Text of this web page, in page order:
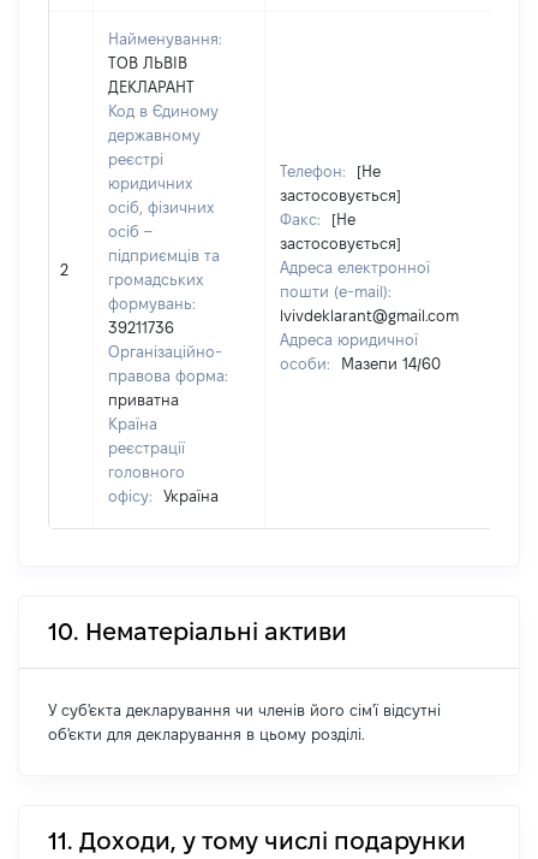
2
Найменування:
ТОВ ЛЬВІВ
ДЕКЛАРАНТ
Код в Єдиному
державному
реєстрі
юридичних
осіб, фізичних
осіб –
підприємців та
громадських
формувань:
39211736
Організаційно-
правова форма:
приватна
Країна
реєстрації
головного
офісу:
Україна
Телефон:
[Не
застосовується]
Факс:
[Не
застосовується]
Адреса електронної
пошти (e-mail):
lvivdeklarant@gmail.com
Адреса юридичної
особи:
Мазепи 14/60
10. Нематеріальні активи
У суб'єкта декларування чи членів його сім'ї відсутні
об'єкти для декларування в цьому розділі.
11. Доходи, у тому числі подарунки